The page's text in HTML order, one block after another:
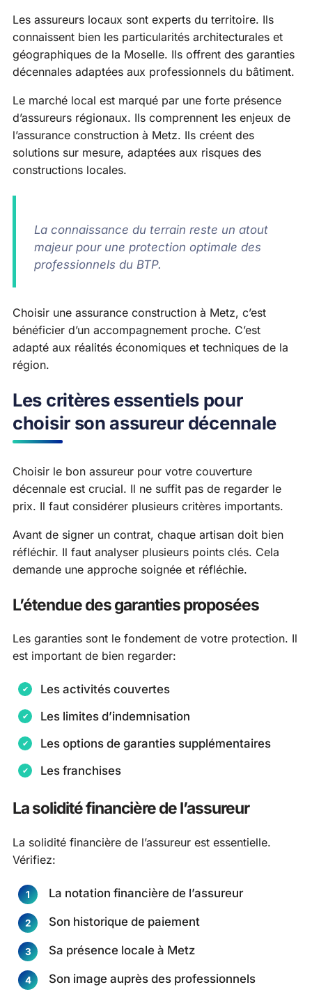
Les assureurs locaux sont experts du territoire. Ils
connaissent bien les particularités architecturales et
géographiques de la Moselle. Ils offrent des garanties
décennales adaptées aux professionnels du bâtiment.
Le marché local est marqué par une forte présence
d’assureurs régionaux. Ils comprennent les enjeux de
l’assurance construction à Metz. Ils créent des
solutions sur mesure, adaptées aux risques des
constructions locales.
La connaissance du terrain reste un atout
majeur pour une protection optimale des
professionnels du BTP.
Choisir une assurance construction à Metz, c’est
bénéficier d’un accompagnement proche. C’est
adapté aux réalités économiques et techniques de la
région.
Les critères essentiels pour
choisir son assureur décennale
Choisir le bon assureur pour votre couverture
décennale est crucial. Il ne suffit pas de regarder le
prix. Il faut considérer plusieurs critères importants.
Avant de signer un contrat, chaque artisan doit bien
réfléchir. Il faut analyser plusieurs points clés. Cela
demande une approche soignée et réfléchie.
L’étendue des garanties proposées
Les garanties sont le fondement de votre protection. Il
est important de bien regarder:
Les activités couvertes
Les limites d’indemnisation
Les options de garanties supplémentaires
Les franchises
La solidité financière de l’assureur
La solidité financière de l’assureur est essentielle.
Vérifiez:
La notation financière de l’assureur
Son historique de paiement
Sa présence locale à Metz
Son image auprès des professionnels